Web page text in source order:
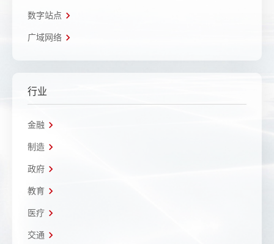
数字站点
广域网络
行业
金融
制造
政府
教育
医疗
交通